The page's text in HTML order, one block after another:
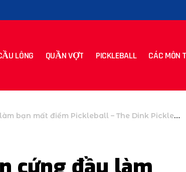
LÔNG QUẦN VỢT PICKLEBALL CÁC MÔN
bạn mất điểm Pickleball – The Dink Pickleball